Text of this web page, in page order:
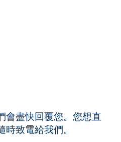
會盡快回覆您。您想直
致電給我們。